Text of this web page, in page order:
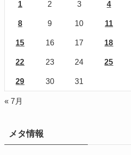
1 2 3 4
8 9 10 11
15 16 17 18
22 23 24 25
29 30 31
« 7月
メタ情報